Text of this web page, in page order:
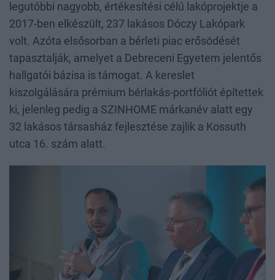
legutóbbi nagyobb, értékesítési célú lakóprojektje a
2017-ben elkészült, 237 lakásos Dóczy Lakópark
volt. Azóta elsősorban a bérleti piac erősödését
tapasztalják, amelyet a Debreceni Egyetem jelentős
hallgatói bázisa is támogat. A kereslet
kiszolgálására prémium bérlakás-portfóliót építettek
ki, jelenleg pedig a SZINHOME márkanév alatt egy
32 lakásos társasház fejlesztése zajlik a Kossuth
utca 16. szám alatt.